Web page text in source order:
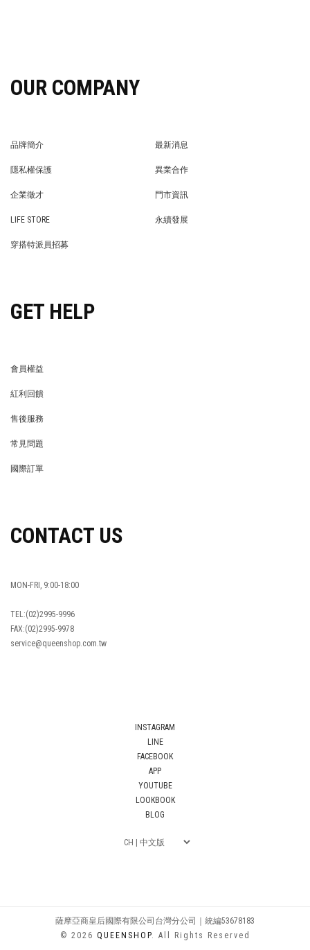
OUR COMPANY
品牌簡介
最新消息
隱私權保護
異業合作
企業徵才
門市資訊
LIFE STORE
永續發展
穿搭特派員招募
GET HELP
會員權益
紅利回饋
售後服務
常見問題
國際訂單
CONTACT US
MON-FRI, 9:00-18:00
TEL:(02)2995-9996
FAX:(02)2995-9978
service@queenshop.com.tw
INSTAGRAM
LINE
FACEBOOK
APP
YOUTUBE
LOOKBOOK
BLOG
薩摩亞商皇后國際有限公司台灣分公司｜統編53678183
© 2026 QUEENSHOP. All Rights Reserved